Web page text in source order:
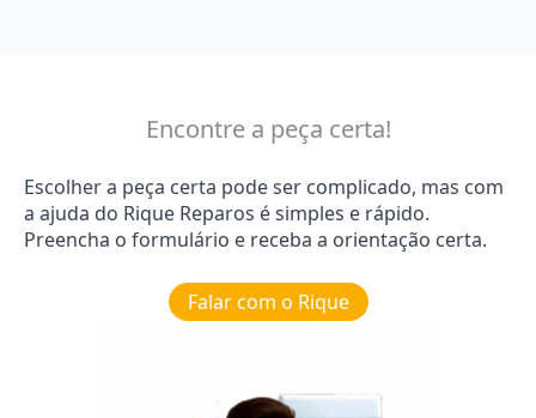
Encontre a peça certa!
Escolher a peça certa pode ser complicado, mas com
a ajuda do Rique Reparos é simples e rápido.
Preencha o formulário e receba a orientação certa.
Falar com o Rique